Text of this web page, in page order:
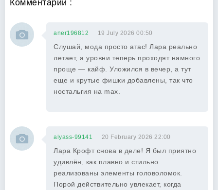
Комментарии :
aner196812 19 July 2026 00:50
Слушай, мода просто атас! Лара реально
летает, а уровни теперь проходят намного
проще — кайф. Уложился в вечер, а тут
еще и крутые фишки добавлены, так что
ностальгия на max.
alyass-99141 20 February 2026 22:00
Лара Крофт снова в деле! Я был приятно
удивлён, как плавно и стильно
реализованы элементы головоломок.
Порой действительно увлекает, когда